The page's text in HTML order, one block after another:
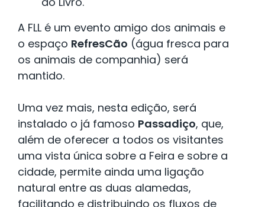
A FLL é um evento amigo dos animais e
o espaço RefresCão (água fresca para
os animais de companhia) será
mantido.
Uma vez mais, nesta edição, será
instalado o já famoso Passadiço, que,
além de oferecer a todos os visitantes
uma vista única sobre a Feira e sobre a
cidade, permite ainda uma ligação
natural entre as duas alamedas,
facilitando e distribuindo os fluxos de